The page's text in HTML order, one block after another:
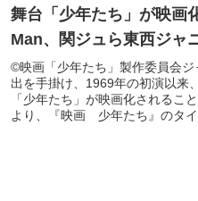
舞台「少年たち」が映画
Man、関ジュら東西ジャ
©映画「少年たち」製作委員会
出を手掛け、1969年の初演以来
「少年たち」が映画化されるこ
より、『映画 少年たち』のタイ